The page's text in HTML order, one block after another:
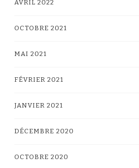
AVRIL 2022
OCTOBRE 2021
MAI 2021
FÉVRIER 2021
JANVIER 2021
DÉCEMBRE 2020
OCTOBRE 2020